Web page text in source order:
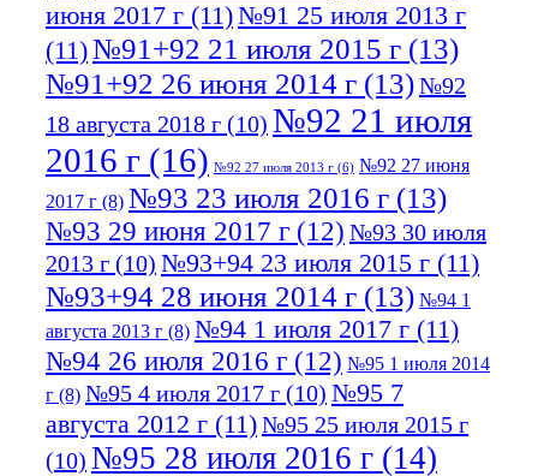
июня 2017 г (11)№91 25 июля 2013 г
(11)№91+92 21 июля 2015 г (13)
№91+92 26 июня 2014 г (13)№92
18 августа 2018 г (10) №92 21 июля
2016 г (16) №92 27 июля 2013 г (6) №92 27 июня
2017 г (8) №93 23 июля 2016 г (13)
№93 29 июня 2017 г (12) №93 30 июля
2013 г (10) №93+94 23 июля 2015 г (11)
№93+94 28 июня 2014 г (13) №94 1
августа 2013 г (8) №94 1 июля 2017 г (11)
№94 26 июля 2016 г (12) №95 1 июля 2014
г (8) №95 4 июля 2017 г (10) №95 7
августа 2012 г (11)№95 25 июля 2015 г
(10) №95 28 июля 2016 г (14)